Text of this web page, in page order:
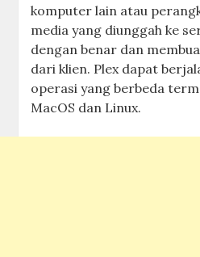
komputer lain atau
media yang diunggah ke
dengan benar dan
dari klien. Plex dapat
operasi yang berbeda
MacOS dan Linux.